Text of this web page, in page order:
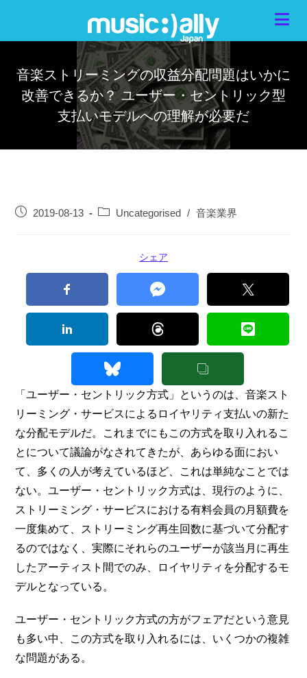
音楽ストリーミングの収益分配問題はいかに
改善できるか？ ユーザー・セントリック型
支払いモデルへの理解が必要だ
2019-08-13 Uncategorised / 音楽業界
シェア
「ユーザー・セントリック方式」というのは、音楽スト
リーミング・サービスによるロイヤリティ支払いの新た
な分配モデルだ。これまでにもこの方式を取り入れるこ
とについて議論がなされてきたが、あらゆる面におい
て、多くの人が考えているほど、これは単純なことでは
ない。ユーザー・セントリック方式は、現行のように、
ストリーミング・サービスにおける有料会員の月額費を
一度集めて、ストリーミング再生回数に基づいて分配す
るのではなく、実際にそれらのユーザーが該当月に再生
したアーティスト間でのみ、ロイヤリティを分配するモ
デルとなっている。
ユーザー・セントリック方式の方がフェアだという意見
も多い中、この方式を取り入れるには、いくつかの複雑
な問題がある。